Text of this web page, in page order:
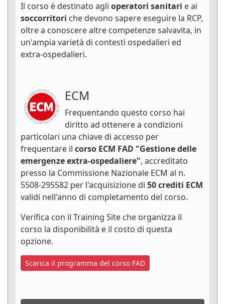
Il corso è destinato agli operatori sanitari e ai
soccorritori che devono sapere eseguire la RCP,
oltre a conoscere altre competenze salvavita, in
un'ampia varietà di contesti ospedalieri ed
extra-ospedalieri.
ECM
Frequentando questo corso hai
diritto ad ottenere a condizioni
particolari una chiave di accesso per
frequentare il corso ECM FAD "Gestione delle
emergenze extra-ospedaliere", accreditato
presso la Commissione Nazionale ECM al n.
5508-295582 per l'acquisizione di 50 crediti ECM
validi nell'anno di completamento del corso.
Verifica con il Training Site che organizza il
corso la disponibilità e il costo di questa
opzione.
Scarica il programma del corso FAD